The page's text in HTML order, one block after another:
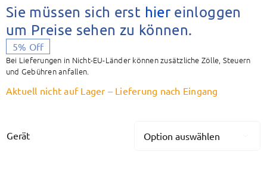
Sie müssen sich erst hier einloggen
um Preise sehen zu können.
Bei Lieferungen in Nicht-EU-Länder können zusätzliche Zölle, Steuern
und Gebühren anfallen.
5% Off
Aktuell nicht auf Lager – Lieferung nach Eingang
Gerät